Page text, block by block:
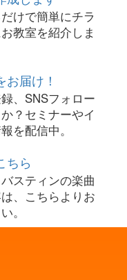
けで簡単にチラ
教室を紹介しま
届け！
、SNSフォロー
？セミナーやイ
を配信中。
ちら
スティンの楽曲
、こちらよりお
。